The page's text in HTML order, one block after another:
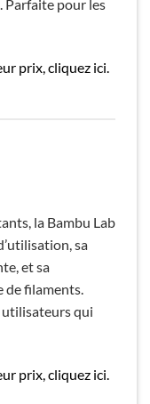
Parfaite pour les
prix, cliquez ici.
la Bambu Lab
sa
et sa
de filaments.
utilisateurs qui
prix, cliquez ici.